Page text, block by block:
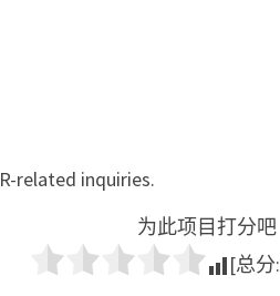
related inquiries.
为此项目打分吧
[总分: